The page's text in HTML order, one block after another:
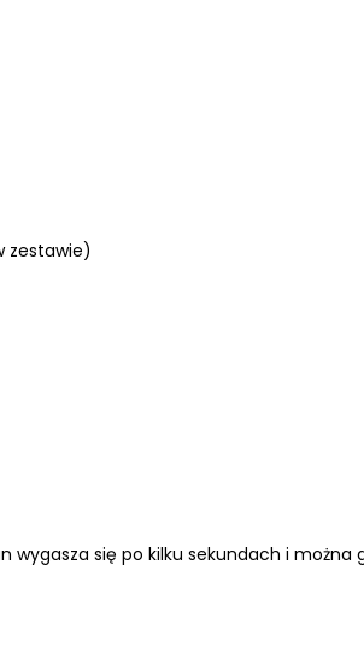
zestawie)
wygasza się po kilku sekundach i można